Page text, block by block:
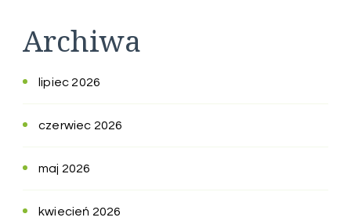
Archiwa
lipiec 2026
czerwiec 2026
maj 2026
kwiecień 2026